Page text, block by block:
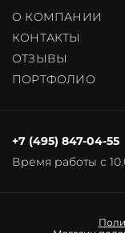
О КОМПАНИИ
КОНТАКТЫ
ОТЗЫВЫ
ПОРТФОЛИО
Время работы с
+7 (495) 847-04-55